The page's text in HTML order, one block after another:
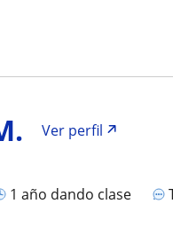
Ver perfil
1 año dando clase